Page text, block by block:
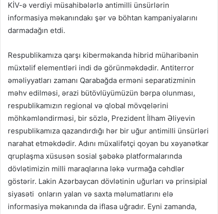
KİV-ə verdiyi müsahibələrlə antimilli ünsürlərin
informasiya məkanındakı şər və böhtan kampaniyalarını
darmadağın etdi.
Respublikamıza qarşı kiberməkanda hibrid müharibənin
müxtəlif elementləri indi də görünməkdədir. Antiterror
əməliyyatları zamanı Qarabağda erməni separatizminin
məhv edilməsi, ərazi bütövlüyümüzün bərpa olunması,
respublikamızın regional və qlobal mövqelərini
möhkəmləndirməsi, bir sözlə, Prezident İlham Əliyevin
respublikamıza qazandırdığı hər bir uğur antimilli ünsürləri
narahat etməkdədir. Adını müxalifətçi qoyan bu xəyanətkar
qruplaşma xüsusən sosial şəbəkə platformalarında
dövlətimizin milli maraqlarına ləkə vurmağa cəhdlər
göstərir. Lakin Azərbaycan dövlətinin uğurları və prinsipial
siyasəti onların yalan və saxta məlumatlarını elə
informasiya məkanında da iflasa uğradır. Eyni zamanda,